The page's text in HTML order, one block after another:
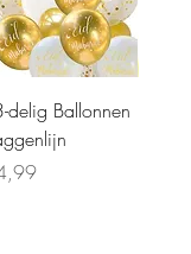
Ballonnen